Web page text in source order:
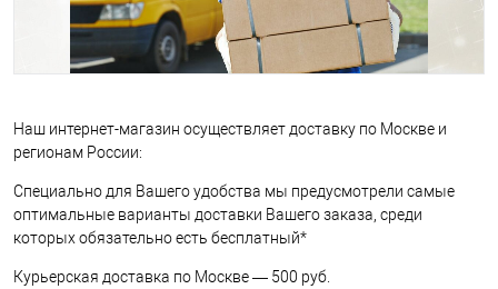
Наш интернет-магазин осуществляет доставку по Москве и
регионам России:
Специально для Вашего удобства мы предусмотрели самые
оптимальные варианты доставки Вашего заказа, среди
которых обязательно есть бесплатный*
Курьерская доставка по Москве — 500 руб.